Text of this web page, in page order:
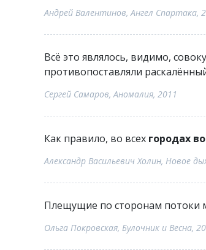
Андрей Валентинов, Ангел Спартака,
Всё это являлось, видимо,
противопоставляли
Сергей Самаров, Аномалия, 2011
Как правило, во всех городах
Александр Васильевич Холин, Новое
Плещущие по сторонам потоки
Ольга Покровская, Булочник и Весна,